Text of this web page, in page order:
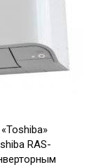
RAS-